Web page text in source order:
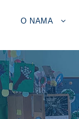
O NAMA